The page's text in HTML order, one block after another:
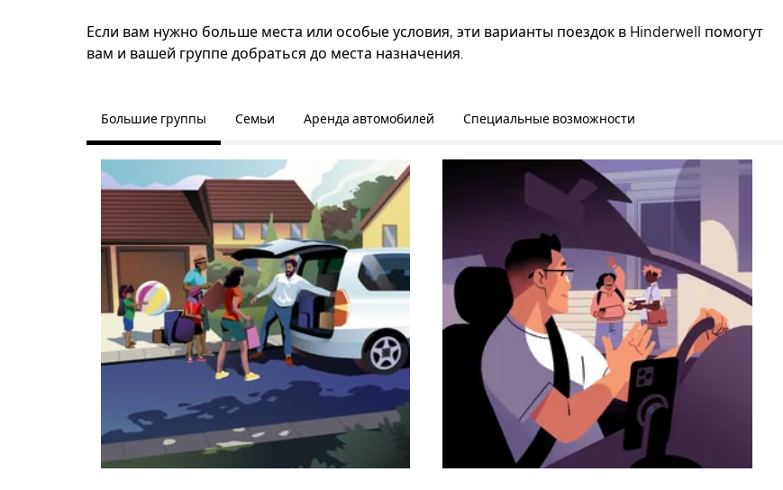
Если вам нужно больше места или особые условия, эти варианты поездок в Hinderwell помогут
вам и вашей группе добраться до места назначения.
Большие группы Семьи Аренда автомобилей Специальные возможности